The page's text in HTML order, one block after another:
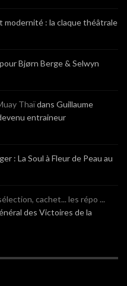
modernité : la claque théâtrale
Bjørn Berge & Selwyn
Thaïdans Guillaume
entraineur
: La Soul à Fleur de Peau au
cachet... les répo ...
des Victoires de la